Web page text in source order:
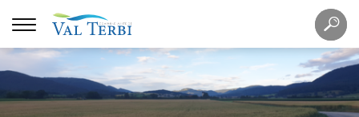
Mots
clés